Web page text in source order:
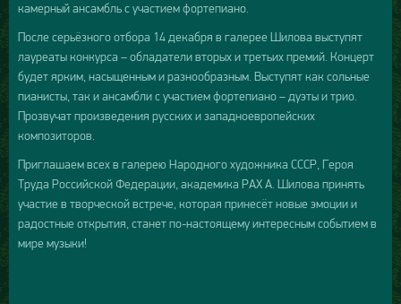
камерный ансамбль с участием фортепиано.
После серьёзного отбора 14 декабря в галерее Шилова выступят
лауреаты конкурса – обладатели вторых и третьих премий. Концерт
будет ярким, насыщенным и разнообразным. Выступят как сольные
пианисты, так и ансамбли с участием фортепиано – дуэты и трио.
Прозвучат произведения русских и западноевропейских
композиторов.
Приглашаем всех в галерею Народного художника СССР, Героя
Труда Российской Федерации, академика РАХ А. Шилова принять
участие в творческой встрече, которая принесёт новые эмоции и
радостные открытия, станет по-настоящему интересным событием в
мире музыки!